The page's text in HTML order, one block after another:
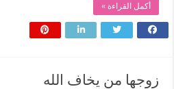
أكمل القراءة »
زوجها من يخاف الله